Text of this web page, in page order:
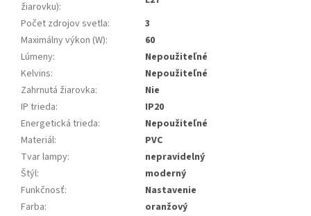
žiarovku):
Počet zdrojov svetla:
3
Maximálny výkon (W):
60
Lúmeny:
Nepoužiteľné
Kelvins:
Nepoužiteľné
Zahrnutá žiarovka:
Nie
IP trieda:
IP20
Energetická trieda:
Nepoužiteľné
Materiál:
PVC
Tvar lampy:
nepravidelný
Štýl:
moderný
Funkčnosť:
Nastavenie
Farba:
oranžový